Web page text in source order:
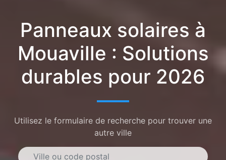
Panneaux solaires à
Mouaville : Solutions
durables pour 2026
Utilisez le formulaire de recherche pour trouver une
autre ville